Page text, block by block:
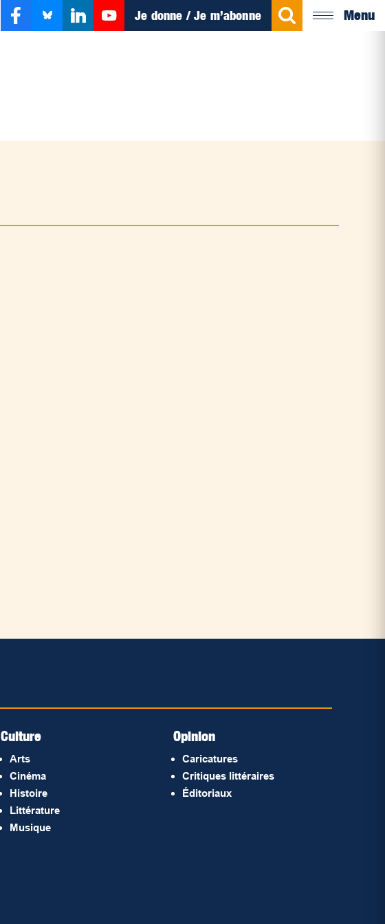
Je donne / Je m’abonne Menu
Culture
Arts
Cinéma
Histoire
Littérature
Musique
Opinion
Caricatures
Critiques littéraires
Éditoriaux